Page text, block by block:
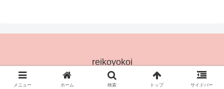
reikoyokoi
© 2025 reikoyokoi.
メニュー ホーム 検索 トップ サイドバー